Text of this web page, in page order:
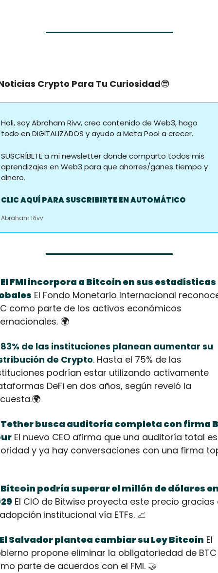
Crypto Para Tu Curiosidad😎
Holi, soy Abraham Rivv, creo contenido de Web3, hago
todo en DIGITALIZADOS y ayudo a Meta Pool a crecer.
SUSCRÍBETE a mi newsletter donde comparto todos mis
aprendizajes en Web3 para que ahorres/ganes tiempo y
dinero.
CLIC AQUÍ PARA SUSCRIBIRTE EN AUTOMÁTICO
Abraham Rivv
El FMI incorpora a Bitcoin en sus estadísticas
El Fondo Monetario Internacional
como parte de los activos económicos
🌍
83% de las instituciones planean aumentar su
de Crypto. Hasta el 75% de las
podrían estar utilizando activamente
DeFi en dos años, según reveló la
Tether busca auditoría completa con firma
El nuevo CEO afirma que una auditoría total es
Bitcoin podría superar el millón de dólares
El CIO de Bitwise proyecta este precio gracias
institucional vía ETFs. 📈
El Salvador plantea cambiar su Ley Bitcoin El
propone eliminar la obligatoriedad de BTC
parte de acuerdos con el FMI. 🤝